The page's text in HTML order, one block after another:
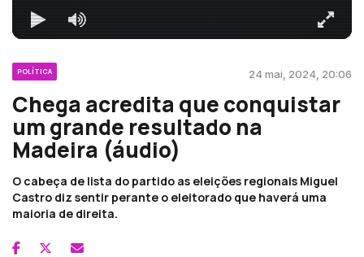
POLÍTICA 24 mai, 2024, 20:06
Chega acredita que conquistar
um grande resultado na
Madeira (áudio)
O cabeça de lista do partido as eleições regionais Miguel
Castro diz sentir perante o eleitorado que haverá uma
maioria de direita.